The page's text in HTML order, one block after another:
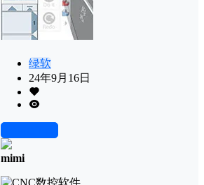
绿软
24年9月16日
mimi